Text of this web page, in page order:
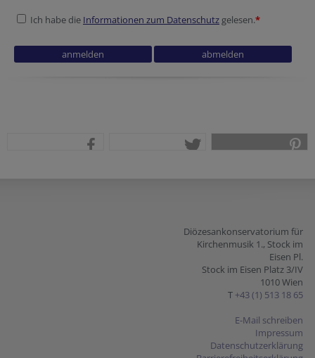
Ich habe die Informationen zum Datenschutz gelesen.*
Diözesankonservatorium für
Kirchenmusik 1., Stock im
Eisen Pl.
Stock im Eisen Platz 3/IV
1010 Wien
T +43 (1) 513 18 65
E-Mail schreiben
Impressum
Datenschutzerklärung